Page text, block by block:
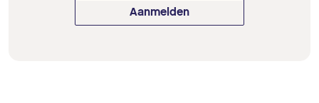
Aanmelden